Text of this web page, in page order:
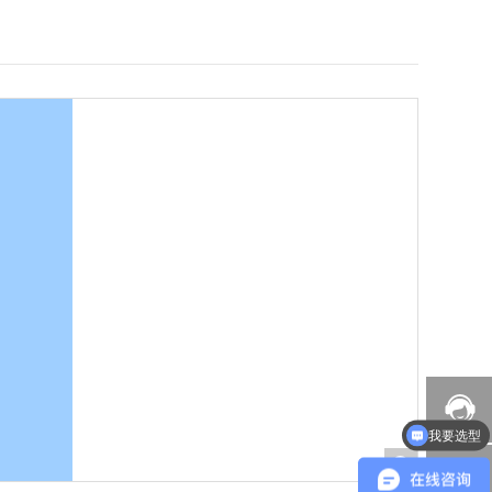
+
我要选型